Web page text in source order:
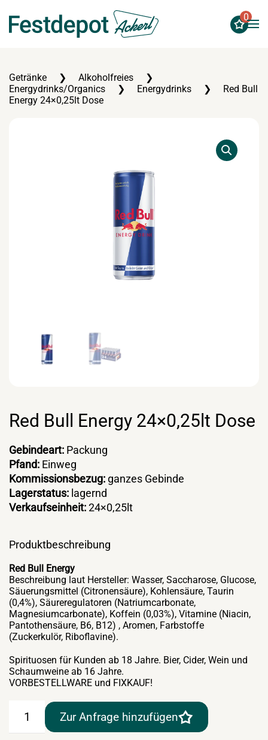
Zum Hauptinhalt springen
0
Getränke
Alkoholfreies
Energydrinks/Organics
Energydrinks
Red Bull
Energy 24×0,25lt Dose
Red Bull Energy 24×0,25lt Dose
Gebindeart: Packung
Pfand: Einweg
Kommissionsbezug: ganzes Gebinde
Lagerstatus: lagernd
Verkaufseinheit:24×0,25lt
Produktbeschreibung
Red Bull Energy
Beschreibung laut Hersteller: Wasser, Saccharose, Glucose,
Säuerungsmittel (Citronensäure), Kohlensäure, Taurin
(0,4%), Säureregulatoren (Natriumcarbonate,
Magnesiumcarbonate), Koffein (0,03%), Vitamine (Niacin,
Pantothensäure, B6, B12) , Aromen, Farbstoffe
(Zuckerkulör, Riboflavine).
Spirituosen für Kunden ab 18 Jahre. Bier, Cider, Wein und
Schaumweine ab 16 Jahre.
VORBESTELLWARE und FIXKAUF!
Zur Anfrage hinzufügen